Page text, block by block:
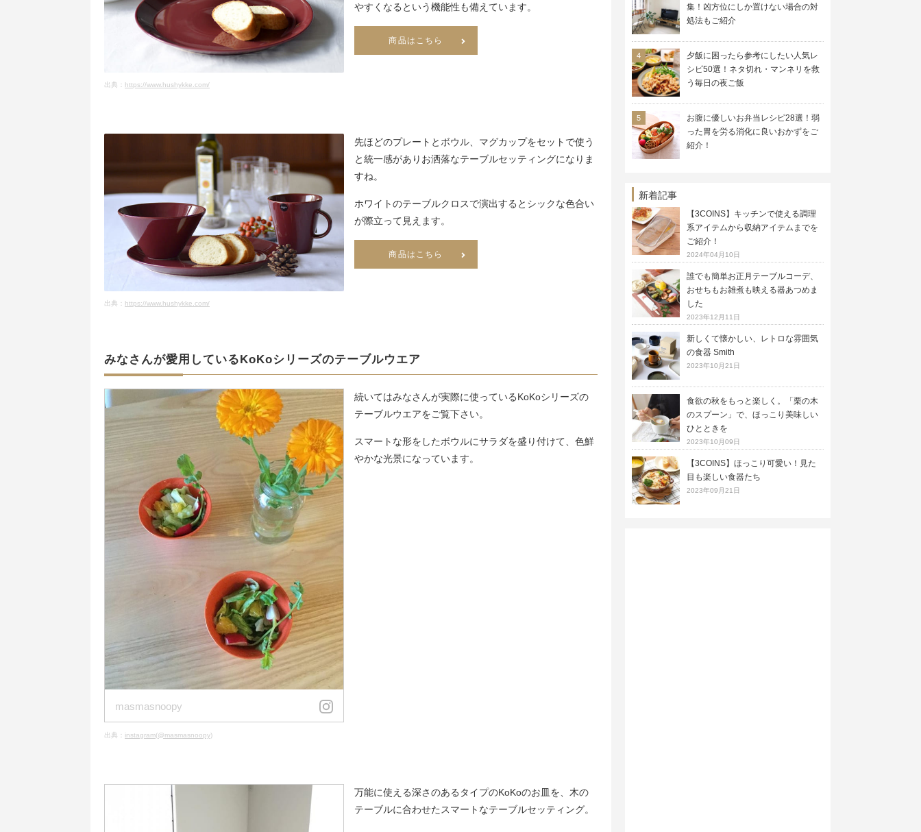
出典： https://www.hushykke.com/
やすくなるという機能性も備えています。
商品はこちら
出典： https://www.hushykke.com/
先ほどのプレートとボウル、マグカップをセットで使う
と統一感がありお洒落なテーブルセッティングになりま
すね。
ホワイトのテーブルクロスで演出するとシックな色合い
が際立って見えます。
商品はこちら
みなさんが愛用しているKoKoシリーズのテーブルウエア
masmasnoopy
出典： instagram(@masmasnoopy)
続いてはみなさんが実際に使っているKoKoシリーズの
テーブルウエアをご覧下さい。
スマートな形をしたボウルにサラダを盛り付けて、色鮮
やかな光景になっています。
万能に使える深さのあるタイプのKoKoのお皿を、木の
テーブルに合わせたスマートなテーブルセッティング。
集！凶方位にしか置けない場合の対
処法もご紹介
夕飯に困ったら参考にしたい人気レ
シピ50選！ネタ切れ・マンネリを救
う毎日の夜ご飯
お腹に優しいお弁当レシピ28選！弱
った胃を労る消化に良いおかずをご
紹介！
新着記事
【3COINS】キッチンで使える調理
系アイテムから収納アイテムまでを
ご紹介！
2024年04月10日
誰でも簡単お正月テーブルコーデ、
おせちもお雑煮も映える器あつめま
した
2023年12月11日
新しくて懐かしい、レトロな雰囲気
の食器 Smith
2023年10月21日
食欲の秋をもっと楽しく。「栗の木
のスプーン」で、ほっこり美味しい
ひとときを
2023年10月09日
【3COINS】ほっこり可愛い！見た
目も楽しい食器たち
2023年09月21日